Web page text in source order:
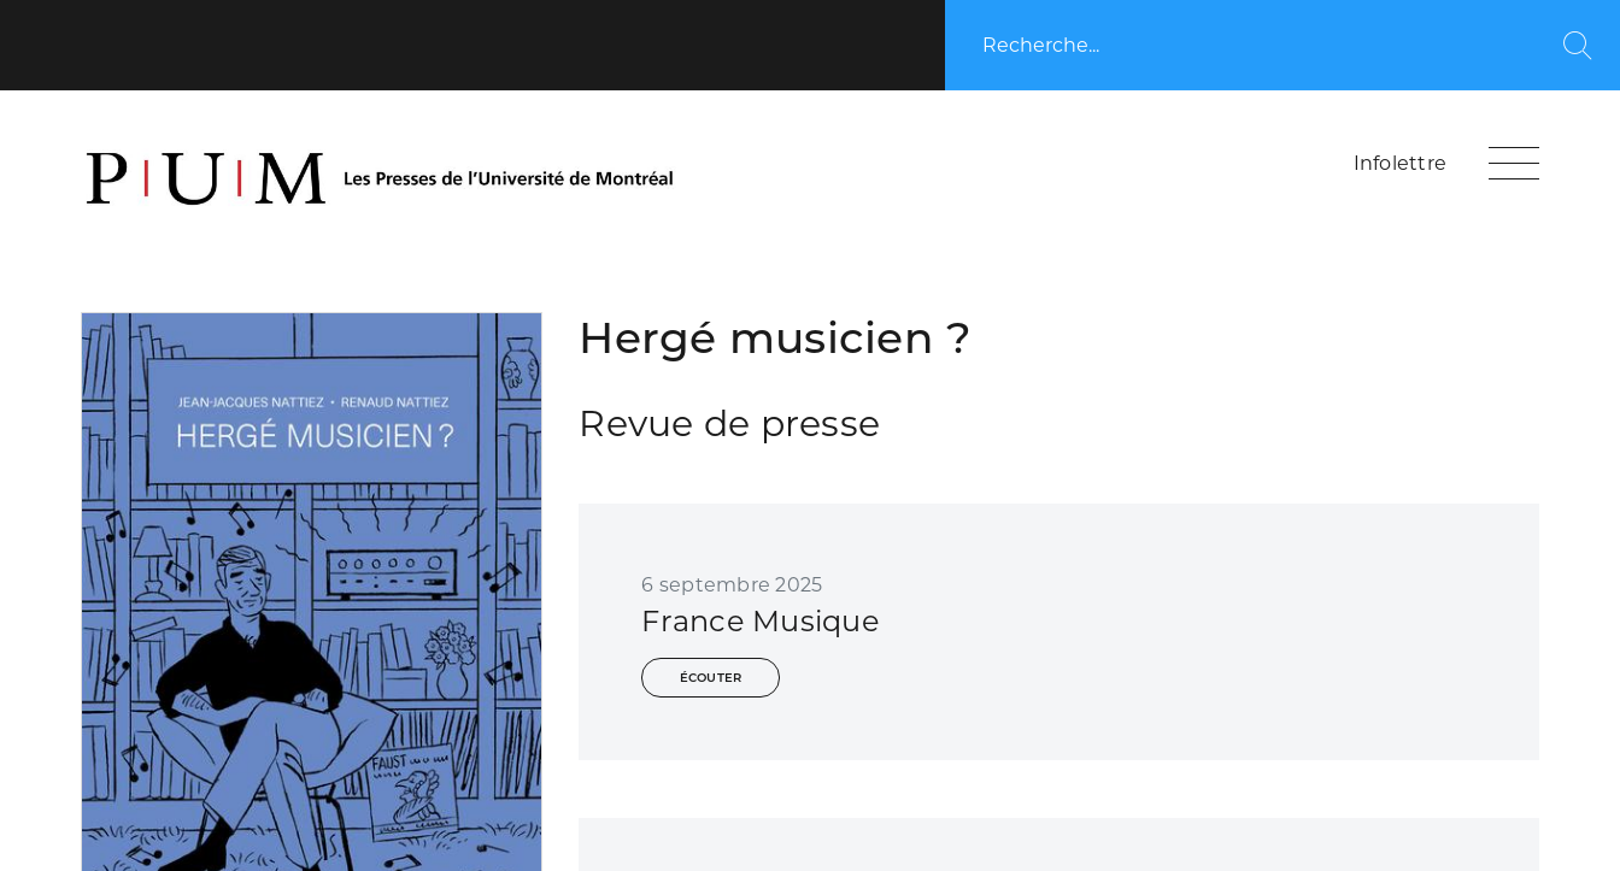
Recherche...
Infolettre
Hergé musicien ?
Revue de presse
6 septembre 2025
France Musique
ÉCOUTER